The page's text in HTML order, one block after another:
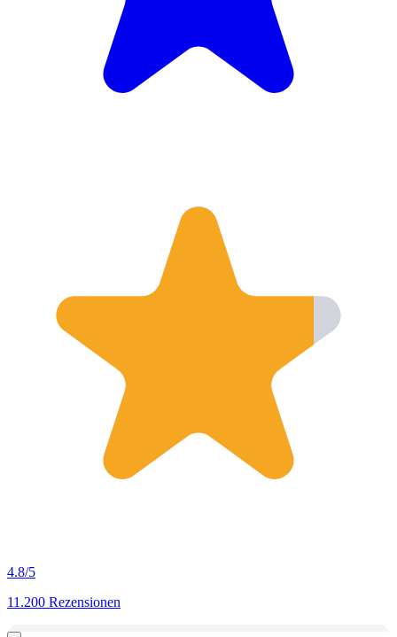
4.8/5
11.200 Rezensionen